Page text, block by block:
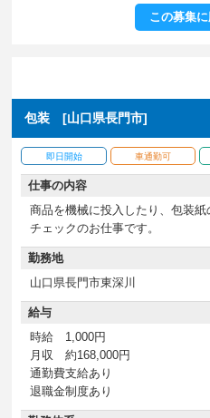
この募集
包装 [山口県長門市]
即日開始 車通勤可
仕事の内容
商品を機械に投入したり、包装
チェックのお仕事です。
勤務地
山口県長門市東深川
給与
時給 1,000円
月収 約168,000円
通勤費支給あり
退職金制度あり